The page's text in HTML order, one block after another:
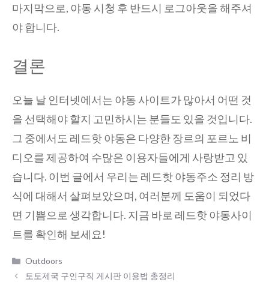
마지막으로, 야동 시청 후 반드시 로그아웃을 해주셔
야 합니다.
결론
오늘 날 인터넷에서는 야동 사이트가 많아서 어떤 것
을 선택해야 할지 고민하시는 분들도 있을 것입니다.
그 중에서도 레드핫 야동은 다양한 장르의 포르노 비
디오를 제공하여 수많은 이용자들에게 사랑받고 있
습니다. 이번 글에서 우리는 레드핫 야동주소 정리 방
식에 대해서 살펴보았으며, 여러분께 도움이 되었다
면 기쁨으로 생각합니다. 지금 바로 레드핫 야동사이
트를 확인해 보세요!
Categories
Outdoors
토토제국 구인구직 게시판 이용법 총정리